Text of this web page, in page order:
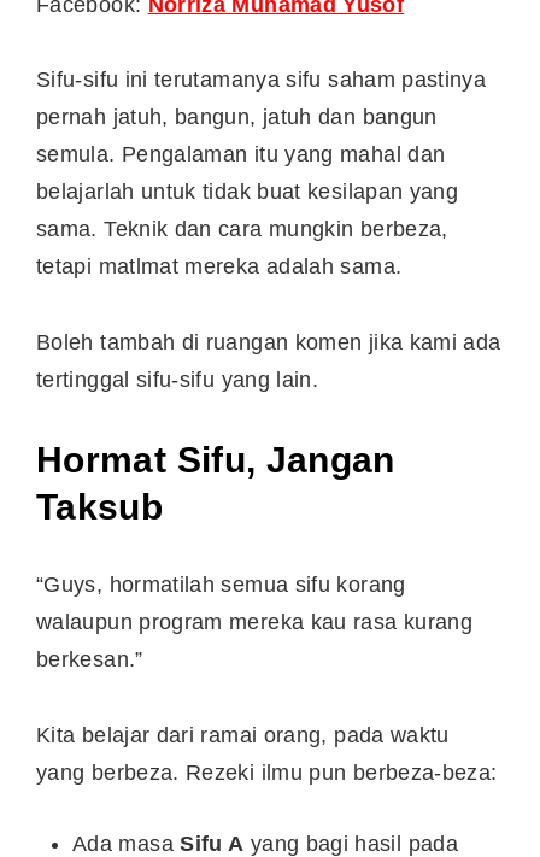
Sifu-sifu ini terutamanya sifu saham pastinya
pernah jatuh, bangun, jatuh dan bangun
semula. Pengalaman itu yang mahal dan
belajarlah untuk tidak buat kesilapan yang
sama. Teknik dan cara mungkin berbeza,
tetapi matlmat mereka adalah sama.
Boleh tambah di ruangan komen jika kami ada
tertinggal sifu-sifu yang lain.
Hormat Sifu, Jangan
Taksub
“Guys, hormatilah semua sifu korang
walaupun program mereka kau rasa kurang
berkesan.”
Kita belajar dari ramai orang, pada waktu
yang berbeza. Rezeki ilmu pun berbeza-beza:
Ada masaSifu A yang bagi hasil pada